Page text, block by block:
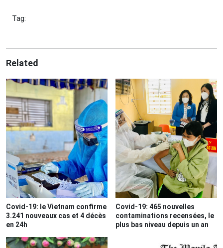
Tag:
Related
Covid-19: le Vietnam confirme
3.241 nouveaux cas et 4 décès
en 24h
Covid-19: 465 nouvelles
contaminations recensées, le
plus bas niveau depuis un an